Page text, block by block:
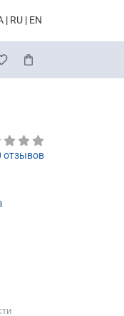
RU EN
ИзбранноеКорзина
отзывов